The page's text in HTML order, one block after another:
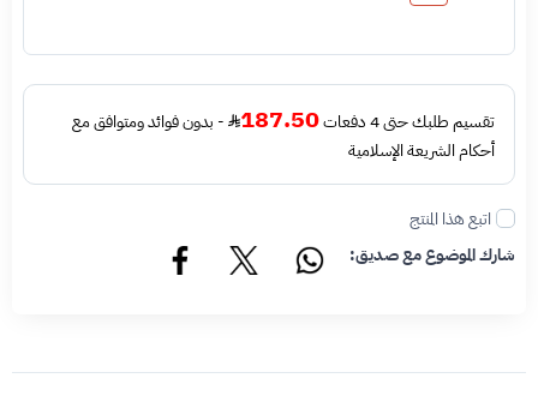
تقسيم طلبك حتى 4 دفعات 187.50
- بدون فوائد ومتوافق مع
أحكام الشريعة الإسلامية
اتبع هذا المنتج
شارك الموضوع مع صديق: